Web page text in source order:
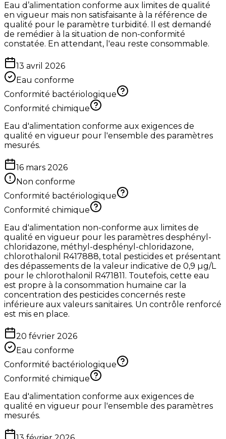
Eau d’alimentation conforme aux limites de qualité
en vigueur mais non satisfaisante à la référence de
qualité pour le paramètre turbidité. Il est demandé
de remédier à la situation de non-conformité
constatée. En attendant, l'eau reste consommable.
13 avril 2026
Eau conforme
Conformité bactériologique
Conformité chimique
Eau d'alimentation conforme aux exigences de
qualité en vigueur pour l'ensemble des paramètres
mesurés.
16 mars 2026
Non conforme
Conformité bactériologique
Conformité chimique
Eau d'alimentation non-conforme aux limites de
qualité en vigueur pour les paramètres desphényl-
chloridazone, méthyl-desphényl-chloridazone,
chlorothalonil R417888, total pesticides et présentant
des dépassements de la valeur indicative de 0,9 µg/L
pour le chlorothalonil R471811. Toutefois, cette eau
est propre à la consommation humaine car la
concentration des pesticides concernés reste
inférieure aux valeurs sanitaires. Un contrôle renforcé
est mis en place.
20 février 2026
Eau conforme
Conformité bactériologique
Conformité chimique
Eau d'alimentation conforme aux exigences de
qualité en vigueur pour l'ensemble des paramètres
mesurés.